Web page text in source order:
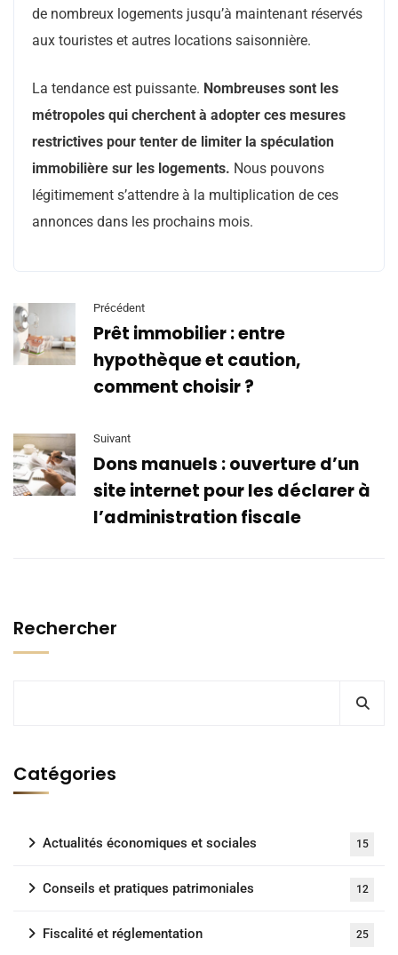
de nombreux logements jusqu’à maintenant réservés
aux touristes et autres locations saisonnière.
La tendance est puissante. Nombreuses sont les
métropoles qui cherchent à adopter ces mesures
restrictives pour tenter de limiter la spéculation
immobilière sur les logements. Nous pouvons
légitimement s’attendre à la multiplication de ces
annonces dans les prochains mois.
Précédent
Prêt immobilier : entre
hypothèque et caution,
comment choisir ?
Suivant
Dons manuels : ouverture d’un
site internet pour les déclarer à
l’administration fiscale
Rechercher
Catégories
Actualités économiques et sociales 15
Conseils et pratiques patrimoniales 12
Fiscalité et réglementation 25